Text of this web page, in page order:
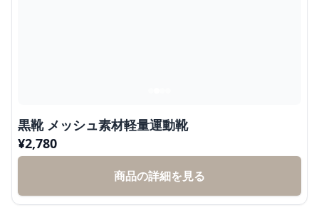
黒靴 メッシュ素材軽量運動靴
¥2,780
商品の詳細を見る